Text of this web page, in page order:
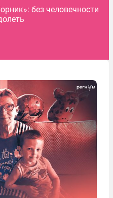
без человечности